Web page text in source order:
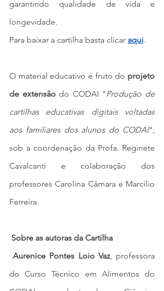
garantindo qualidade de vida e
longevidade.
Para baixar a cartilha basta clicar aqui.
O material educativo é fruto do projeto
de extensão do CODAI " Produção de
cartilhas educativas digitais voltadas
aos familiares dos alunos do CODAI",
sob a coordenação da Profa. Reginete
Cavalcanti e colaboração dos
professores Carolina Câmara e Marcílio
Ferreira.
Sobre as autoras da Cartilha
Aurenice Pontes Loio Vaz, professora
do Curso Técnico em Alimentos do